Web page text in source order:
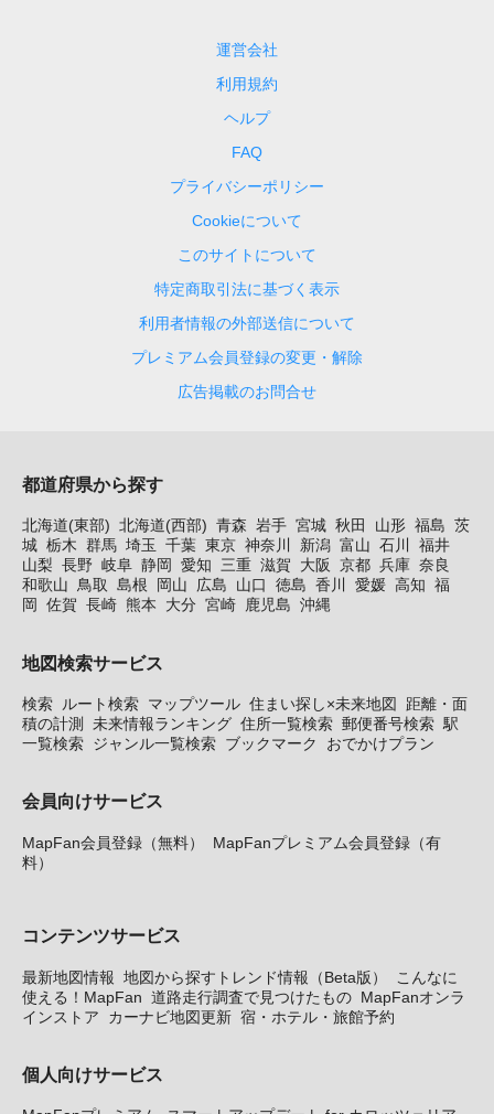
運営会社
利用規約
ヘルプ
FAQ
プライバシーポリシー
Cookieについて
このサイトについて
特定商取引法に基づく表示
利用者情報の外部送信について
プレミアム会員登録の変更・解除
広告掲載のお問合せ
都道府県から探す
北海道(東部) 北海道(西部) 青森 岩手 宮城 秋田 山形 福島 茨
城 栃木 群馬 埼玉 千葉 東京 神奈川 新潟 富山 石川
福井
山梨 長野 岐阜 静岡 愛知 三重 滋賀 大阪 京都 兵庫 奈良
和歌山 鳥取 島根 岡山 広島 山口 徳島 香川 愛媛 高知 福
岡
佐賀 長崎 熊本 大分 宮崎 鹿児島 沖縄
地図検索サービス
検索 ルート検索 マップツール 住まい探し×未来地図
距離・面
積の計測
未来情報ランキング 住所一覧検索 郵便番号検索 駅
一覧検索 ジャンル一覧検索 ブックマーク おでかけプラン
会員向けサービス
MapFan会員登録（無料）
MapFanプレミアム会員登録（有
料）
コンテンツサービス
最新地図情報 地図から探すトレンド情報（Beta版）
こんなに
使える！MapFan 道路走行調査で見つけたもの MapFanオンラ
インストア
カーナビ地図更新 宿・ホテル・旅館予約
個人向けサービス